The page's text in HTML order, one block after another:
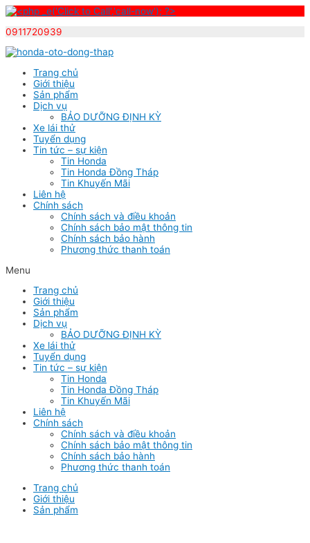
0911720939
Skip
contentTrang chủ
Giới thiệu
Sản phẩm
Dịch vụ
BẢO DƯỠNG ĐỊNH KỲ
Xe lái thử
Tuyển dụng
Tin tức – sự kiện
Tin Honda
Tin Honda Đồng Tháp
Tin Khuyến Mãi
Liên hệ
Chính sách
Chính sách và điều khoản
Chính sách bảo mật thông tin
Chính sách bảo hành
Phương thức thanh toán
Menu
Trang chủ
Giới thiệu
Sản phẩm
Dịch vụ
BẢO DƯỠNG ĐỊNH KỲ
Xe lái thử
Tuyển dụng
Tin tức – sự kiện
Tin Honda
Tin Honda Đồng Tháp
Tin Khuyến Mãi
Liên hệ
Chính sách
Chính sách và điều khoản
Chính sách bảo mật thông tin
Chính sách bảo hành
Phương thức thanh toán
Trang chủ
Giới thiệu
Sản phẩm